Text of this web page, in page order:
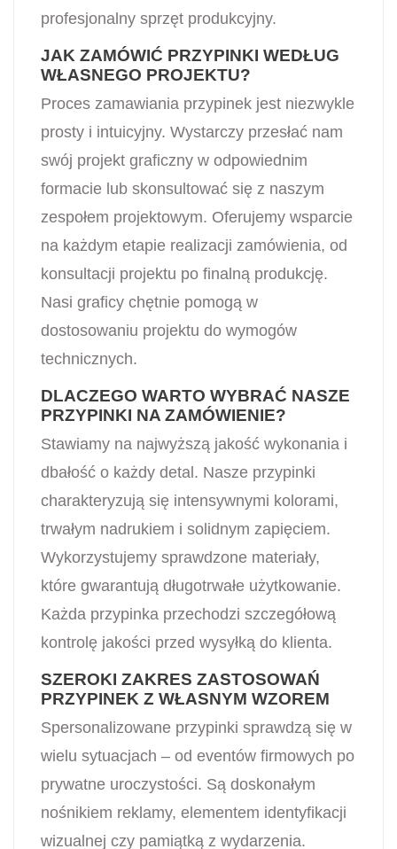
profesjonalny sprzęt produkcyjny.
JAK ZAMÓWIĆ PRZYPINKI WEDŁUG
WŁASNEGO PROJEKTU?
Proces zamawiania przypinek jest niezwykle
prosty i intuicyjny. Wystarczy przesłać nam
swój projekt graficzny w odpowiednim
formacie lub skonsultować się z naszym
zespołem projektowym. Oferujemy wsparcie
na każdym etapie realizacji zamówienia, od
konsultacji projektu po finalną produkcję.
Nasi graficy chętnie pomogą w
dostosowaniu projektu do wymogów
technicznych.
DLACZEGO WARTO WYBRAĆ NASZE
PRZYPINKI NA ZAMÓWIENIE?
Stawiamy na najwyższą jakość wykonania i
dbałość o każdy detal. Nasze przypinki
charakteryzują się intensywnymi kolorami,
trwałym nadrukiem i solidnym zapięciem.
Wykorzystujemy sprawdzone materiały,
które gwarantują długotrwałe użytkowanie.
Każda przypinka przechodzi szczegółową
kontrolę jakości przed wysyłką do klienta.
SZEROKI ZAKRES ZASTOSOWAŃ
PRZYPINEK Z WŁASNYM WZOREM
Spersonalizowane przypinki sprawdzą się w
wielu sytuacjach – od eventów firmowych po
prywatne uroczystości. Są doskonałym
nośnikiem reklamy, elementem identyfikacji
wizualnej czy pamiątką z wydarzenia.